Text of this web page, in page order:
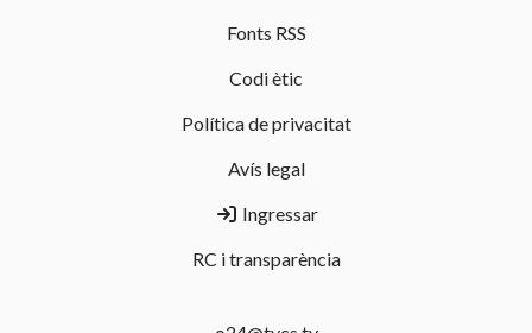
Fonts RSS
Codi ètic
Política de privacitat
Avís legal
Ingressar
RC i transparència